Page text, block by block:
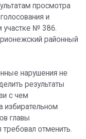
просмотра
и
участке № 386.
районный
нарушения не
результаты
с чем
избирательном
главы
отменить.